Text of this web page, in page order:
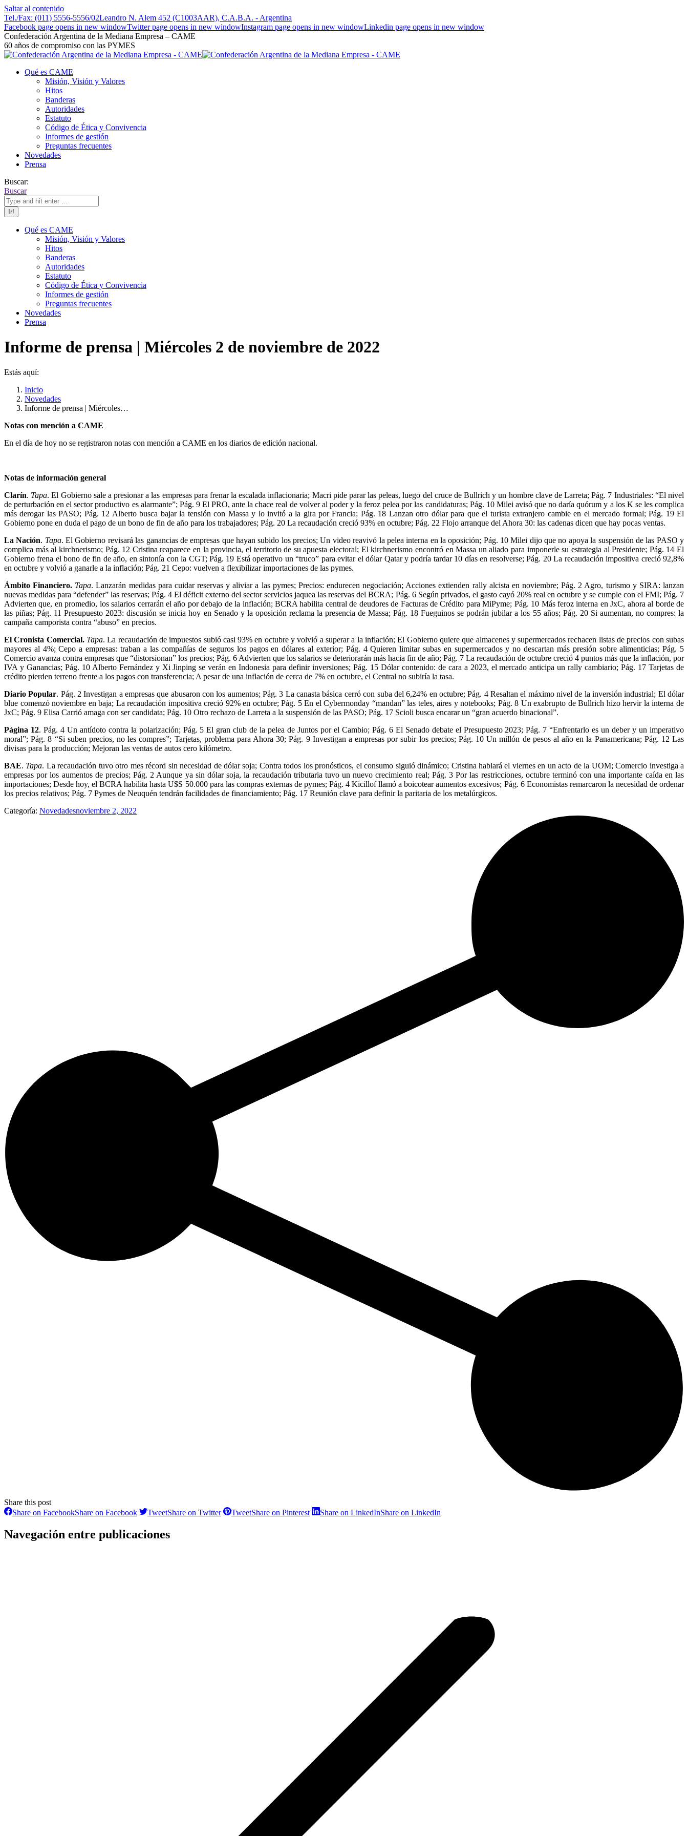
Saltar al contenido
Tel./Fax: (011) 5556-5556/02Leandro N. Alem 452 (C1003AAR), C.A.B.A. - Argentina
Facebook page opens in new windowTwitter page opens in new windowInstagram page opens in new windowLinkedin page opens in new window
Confederación Argentina de la Mediana Empresa – CAME
60 años de compromiso con las PYMES
Qué es CAME
Misión, Visión y Valores
Hitos
Banderas
Autoridades
Estatuto
Código de Ética y Convivencia
Informes de gestión
Preguntas frecuentes
Novedades
Prensa
Buscar:
Buscar
Qué es CAME
Misión, Visión y Valores
Hitos
Banderas
Autoridades
Estatuto
Código de Ética y Convivencia
Informes de gestión
Preguntas frecuentes
Novedades
Prensa
Informe de prensa | Miércoles 2 de noviembre de 2022
Estás aquí:
Inicio
Novedades
Informe de prensa | Miércoles…
Notas con mención a CAME
En el día de hoy no se registraron notas con mención a CAME en los diarios de edición nacional.
Notas de información general
Clarín. Tapa. El Gobierno sale a presionar a las empresas para frenar la escalada inflacionaria; Macri pide parar las peleas, luego del cruce de Bullrich y un hombre clave de Larreta; Pág. 7 Industriales: “El nivel
de perturbación en el sector productivo es alarmante”; Pág. 9 El PRO, ante la chace real de volver al poder y la feroz pelea por las candidaturas; Pág. 10 Milei avisó que no daría quórum y a los K se les complica
más derogar las PASO; Pág. 12 Alberto busca bajar la tensión con Massa y lo invitó a la gira por Francia; Pág. 18 Lanzan otro dólar para que el turista extranjero cambie en el mercado formal; Pág. 19 El
Gobierno pone en duda el pago de un bono de fin de año para los trabajadores; Pág. 20 La recaudación creció 93% en octubre; Pág. 22 Flojo arranque del Ahora 30: las cadenas dicen que hay pocas ventas.
La Nación. Tapa. El Gobierno revisará las ganancias de empresas que hayan subido los precios; Un video reavivó la pelea interna en la oposición; Pág. 10 Milei dijo que no apoya la suspensión de las PASO y
complica más al kirchnerismo; Pág. 12 Cristina reaparece en la provincia, el territorio de su apuesta electoral; El kirchnerismo encontró en Massa un aliado para imponerle su estrategia al Presidente; Pág. 14 El
Gobierno frena el bono de fin de año, en sintonía con la CGT; Pág. 19 Está operativo un “truco” para evitar el dólar Qatar y podría tardar 10 días en resolverse; Pág. 20 La recaudación impositiva creció 92,8%
en octubre y volvió a ganarle a la inflación; Pág. 21 Cepo: vuelven a flexibilizar importaciones de las pymes.
Ámbito Financiero. Tapa. Lanzarán medidas para cuidar reservas y aliviar a las pymes; Precios: endurecen negociación; Acciones extienden rally alcista en noviembre; Pág. 2 Agro, turismo y SIRA: lanzan
nuevas medidas para “defender” las reservas; Pág. 4 El déficit externo del sector servicios jaquea las reservas del BCRA; Pág. 6 Según privados, el gasto cayó 20% real en octubre y se cumple con el FMI; Pág. 7
Advierten que, en promedio, los salarios cerrarán el año por debajo de la inflación; BCRA habilita central de deudores de Facturas de Crédito para MiPyme; Pág. 10 Más feroz interna en JxC, ahora al borde de
las piñas; Pág. 11 Presupuesto 2023: discusión se inicia hoy en Senado y la oposición reclama la presencia de Massa; Pág. 18 Fueguinos se podrán jubilar a los 55 años; Pág. 20 Si aumentan, no compres: la
campaña camporista contra “abuso” en precios.
El Cronista Comercial. Tapa. La recaudación de impuestos subió casi 93% en octubre y volvió a superar a la inflación; El Gobierno quiere que almacenes y supermercados rechacen listas de precios con subas
mayores al 4%; Cepo a empresas: traban a las compañías de seguros los pagos en dólares al exterior; Pág. 4 Quieren limitar subas en supermercados y no descartan más presión sobre alimenticias; Pág. 5
Comercio avanza contra empresas que “distorsionan” los precios; Pág. 6 Advierten que los salarios se deteriorarán más hacia fin de año; Pág. 7 La recaudación de octubre creció 4 puntos más que la inflación, por
IVA y Ganancias; Pág. 10 Alberto Fernández y Xi Jinping se verán en Indonesia para definir inversiones; Pág. 15 Dólar contenido: de cara a 2023, el mercado anticipa un rally cambiario; Pág. 17 Tarjetas de
crédito pierden terreno frente a los pagos con transferencia; A pesar de una inflación de cerca de 7% en octubre, el Central no subiría la tasa.
Diario Popular. Pág. 2 Investigan a empresas que abusaron con los aumentos; Pág. 3 La canasta básica cerró con suba del 6,24% en octubre; Pág. 4 Resaltan el máximo nivel de la inversión industrial; El dólar
blue comenzó noviembre en baja; La recaudación impositiva creció 92% en octubre; Pág. 5 En el Cybermonday “mandan” las teles, aires y notebooks; Pág. 8 Un exabrupto de Bullrich hizo hervir la interna de
JxC; Pág. 9 Elisa Carrió amaga con ser candidata; Pág. 10 Otro rechazo de Larreta a la suspensión de las PASO; Pág. 17 Scioli busca encarar un “gran acuerdo binacional”.
Página 12. Pág. 4 Un antídoto contra la polarización; Pág. 5 El gran club de la pelea de Juntos por el Cambio; Pág. 6 El Senado debate el Presupuesto 2023; Pág. 7 “Enfrentarlo es un deber y un imperativo
moral”; Pág. 8 “Si suben precios, no les compres”; Tarjetas, problema para Ahora 30; Pág. 9 Investigan a empresas por subir los precios; Pág. 10 Un millón de pesos al año en la Panamericana; Pág. 12 Las
divisas para la producción; Mejoran las ventas de autos cero kilómetro.
BAE. Tapa. La recaudación tuvo otro mes récord sin necesidad de dólar soja; Contra todos los pronósticos, el consumo siguió dinámico; Cristina hablará el viernes en un acto de la UOM; Comercio investiga a
empresas por los aumentos de precios; Pág. 2 Aunque ya sin dólar soja, la recaudación tributaria tuvo un nuevo crecimiento real; Pág. 3 Por las restricciones, octubre terminó con una importante caída en las
importaciones; Desde hoy, el BCRA habilita hasta U$S 50.000 para las compras externas de pymes; Pág. 4 Kicillof llamó a boicotear aumentos excesivos; Pág. 6 Economistas remarcaron la necesidad de ordenar
los precios relativos; Pág. 7 Pymes de Neuquén tendrán facilidades de financiamiento; Pág. 17 Reunión clave para definir la paritaria de los metalúrgicos.
Categoría: Novedadesnoviembre 2, 2022
Share this post
Share on FacebookShare on Facebook TweetShare on Twitter TweetShare on Pinterest Share on LinkedInShare on LinkedIn
Navegación entre publicaciones